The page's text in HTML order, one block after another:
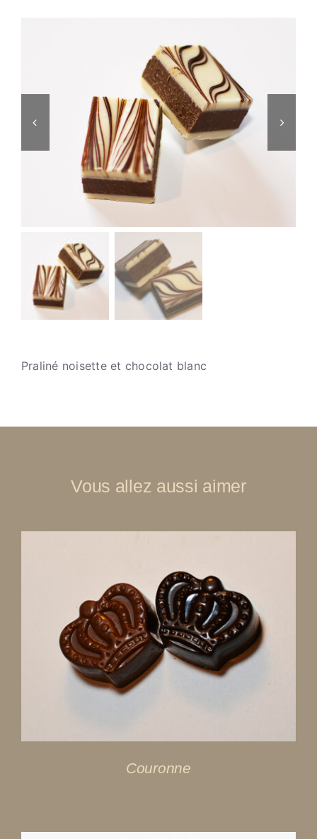
Praliné noisette et chocolat blanc
Vous allez aussi aimer
DÉTAILS
Couronne